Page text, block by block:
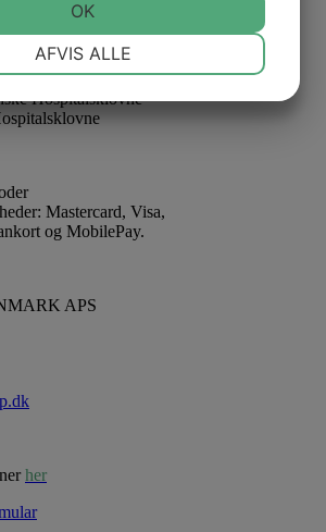
Mastercard, Visa,
og MobilePay.
APS
her
AFVIS ALLE
OK